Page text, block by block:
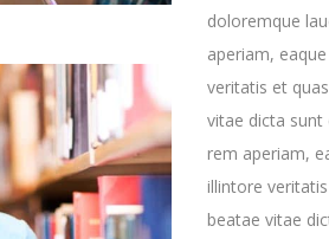
doloremque
aperiam,
veritatis et
vitae dicta sunt
rem aperiam,
illintore
beatae vitae